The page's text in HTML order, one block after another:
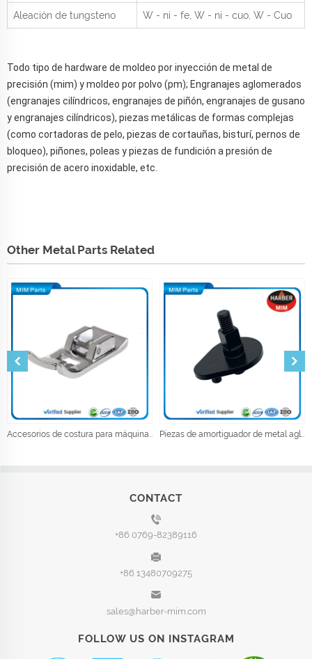
Aleación de tungsteno W - ni - fe, W - ni - cuo, W - Cuo
Todo tipo de hardware de moldeo por inyección de metal de
precisión (mim) y moldeo por polvo (pm); Engranajes aglomerados
(engranajes cilíndricos, engranajes de piñón, engranajes de gusano
y engranajes cilíndricos), piezas metálicas de formas complejas
(como cortadoras de pelo, piezas de cortauñas, bisturí, pernos de
bloqueo), piñones, poleas y piezas de fundición a presión de
precisión de acero inoxidable, etc.
Other Metal Parts Related
Accesorios de costura para máquinas de coser de pies de presión de ropa Industrial Piezas de amortiguador de metal aglomerado por metalurgia en polvo
CONTACT
+86 0769-82389116
+86 13480709275
sales@harber-mim.com
FOLLOW US ON INSTAGRAM